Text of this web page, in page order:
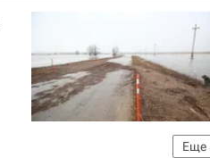
Еще